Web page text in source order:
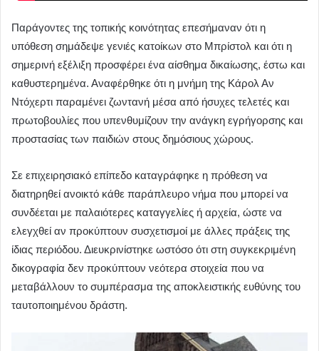
Παράγοντες της τοπικής κοινότητας επεσήμαναν ότι η
υπόθεση σημάδεψε γενιές κατοίκων στο Μπρίστολ και ότι η
σημερινή εξέλιξη προσφέρει ένα αίσθημα δικαίωσης, έστω και
καθυστερημένα. Αναφέρθηκε ότι η μνήμη της Κάρολ Αν
Ντόχερτι παραμένει ζωντανή μέσα από ήσυχες τελετές και
πρωτοβουλίες που υπενθυμίζουν την ανάγκη εγρήγορσης και
προστασίας των παιδιών στους δημόσιους χώρους.
Σε επιχειρησιακό επίπεδο καταγράφηκε η πρόθεση να
διατηρηθεί ανοικτό κάθε παράπλευρο νήμα που μπορεί να
συνδέεται με παλαιότερες καταγγελίες ή αρχεία, ώστε να
ελεγχθεί αν προκύπτουν συσχετισμοί με άλλες πράξεις της
ίδιας περιόδου. Διευκρινίστηκε ωστόσο ότι στη συγκεκριμένη
δικογραφία δεν προκύπτουν νεότερα στοιχεία που να
μεταβάλλουν το συμπέρασμα της αποκλειστικής ευθύνης του
ταυτοποιημένου δράστη.